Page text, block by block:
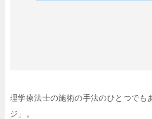
理学療法士の施術の手法のひとつでも
ジ」。